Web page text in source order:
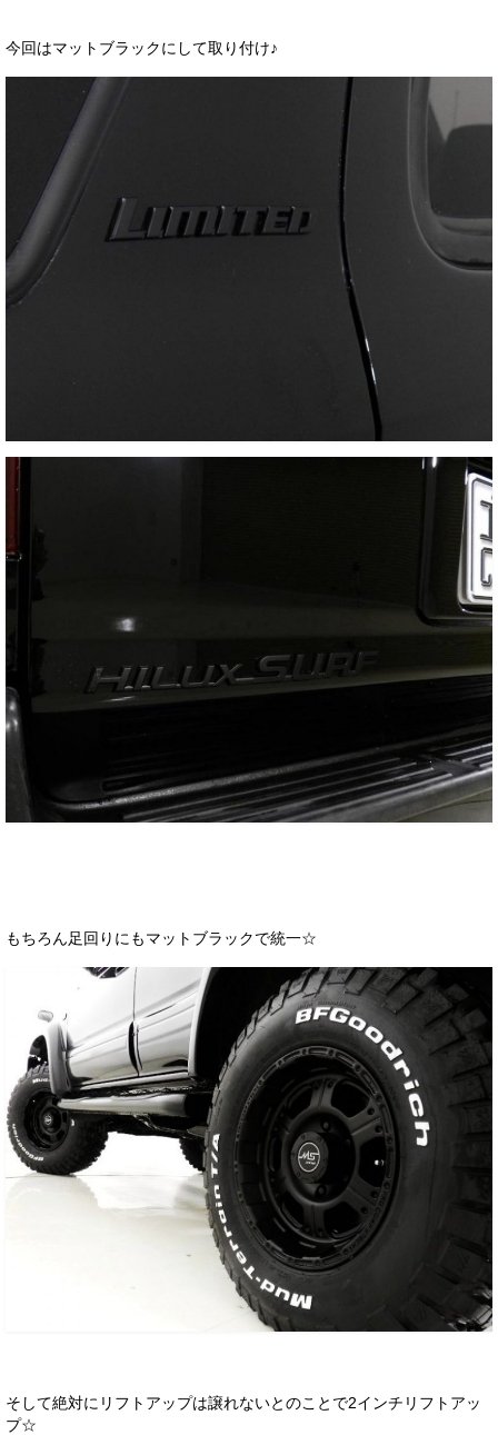
今回はマットブラックにして取り付け♪
もちろん足回りにもマットブラックで統一☆
そして絶対にリフトアップは譲れないとのことで2インチリフトアッ
プ☆